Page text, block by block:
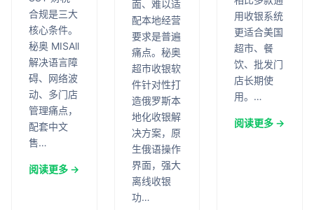
合规是三大
核心条件。
秘奥 MISAll
解决语言障
碍、网络波
动、多门店
管理痛点，
配套中文
售…
阅读更多 →
面、难以适
配本地经营
要求是普遍
痛点。秘奥
超市收银软
件针对性打
造俄罗斯本
地化收银解
决方案，原
生俄语操作
界面，强大
离线收银
功…
用收银系统
更适合美国
超市、餐
饮、批发门
店长期使
用。…
阅读更多 →